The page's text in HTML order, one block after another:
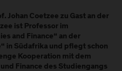
Johan Coetzee zu Gast an der
ist Professor im
and Finance“ an der
in Südafrika und pflegt schon
Kooperation mit dem
Finance des Studiengangs